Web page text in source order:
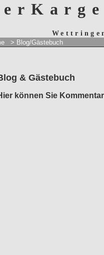
> Blog/Gästebuch
& Gästebuch
können Sie